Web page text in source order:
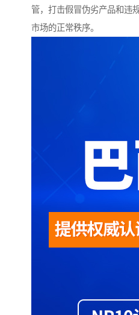
管，打击假冒伪劣产品和违
市场的正常秩序。